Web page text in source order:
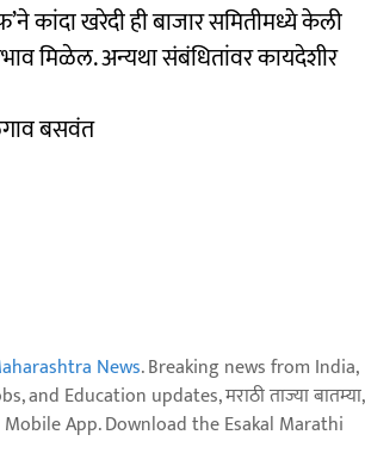
कांदा खरेदी ही बाजार समितीमध्ये केली
मिळेल. अन्यथा संबंधितांवर कायदेशीर
बसवंत
News. Breaking news from India,
Education updates, मराठी ताज्या बातम्या,
Mobile App. Download the Esakal Marathi